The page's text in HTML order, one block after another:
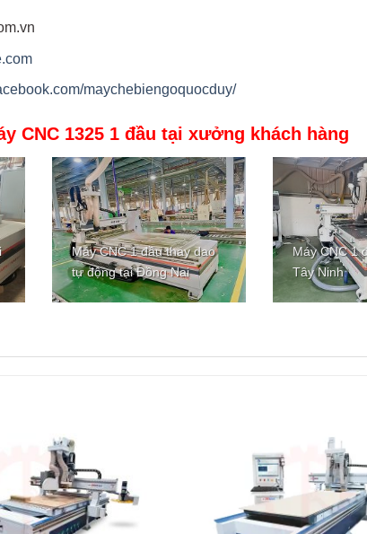
maychebiengoquocduy/
CNC 1325 1 đầu tại xưởng khách hàng
Máy CNC 1 đầu thay dao
tự động tại Đồng Nai
Máy CNC 1
Tây Ninh